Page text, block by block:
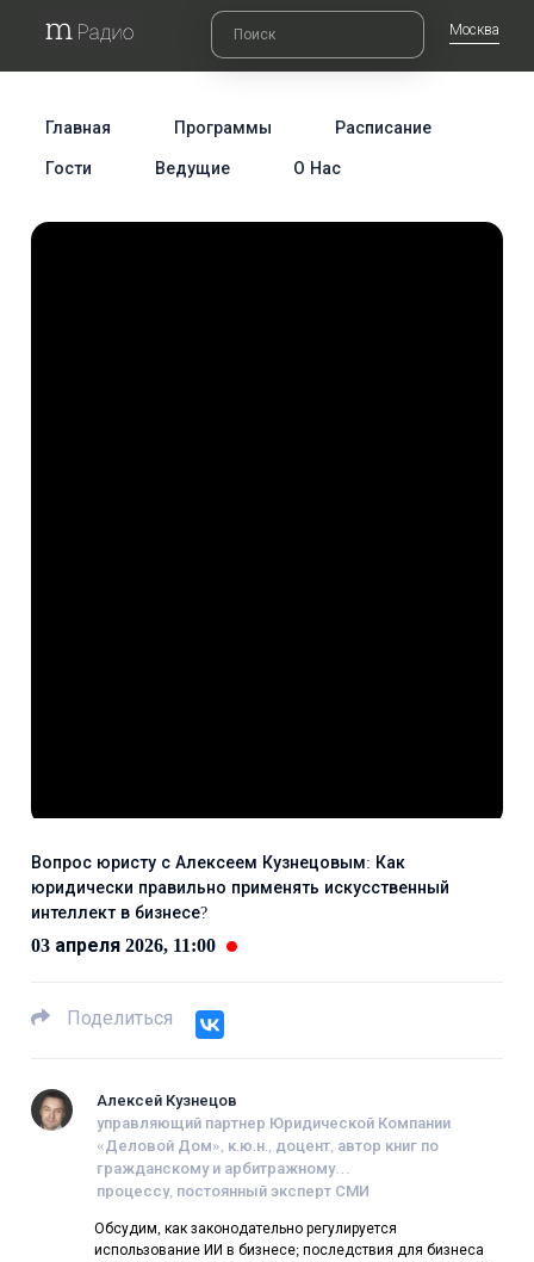
Москва
Главная Программы Расписание
Гости Ведущие О Нас
Вопрос юристу с Алексеем Кузнецовым: Как
юридически правильно применять искусственный
интеллект в бизнесе?
03 апреля 2026, 11:00
Поделиться
Алексей Кузнецов
управляющий партнер Юридической Компании
«Деловой Дом», к.ю.н., доцент, автор книг по
гражданскому и арбитражному
процессу, постоянный эксперт СМИ
Обсудим, как законодательно регулируется
использование ИИ в бизнесе; последствия для бизнеса